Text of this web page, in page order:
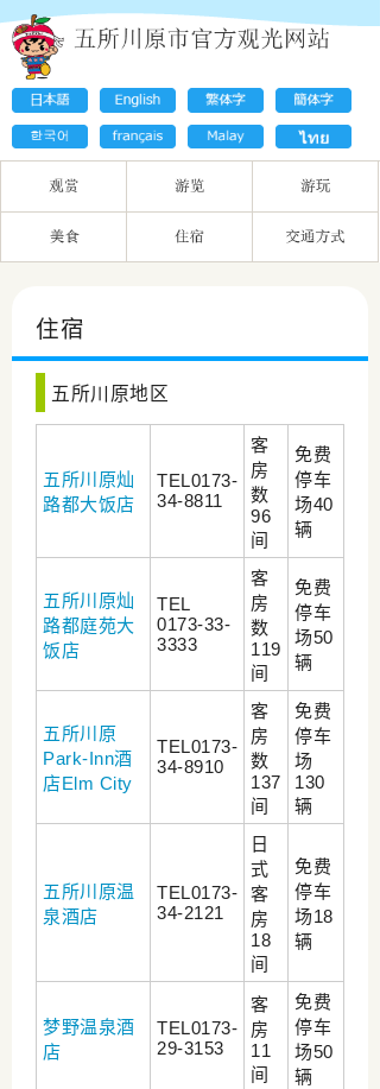
住宿
五所川原地区
五所川原灿
路都大饭店
TEL0173-
34-8811
客
房
数
96
间
免费
停车
场40
辆
五所川原灿
路都庭苑大
饭店
TEL
0173-33-
3333
客
房
数
119
间
免费
停车
场50
辆
五所川原
Park-Inn酒
店Elm City
TEL0173-
34-8910
客
房
数
137
间
免费
停车
场
130
辆
五所川原温
泉酒店
TEL0173-
34-2121
日
式
客
房
18
间
免费
停车
场18
辆
梦野温泉酒
店
TEL0173-
29-3153
客
房
11
间
免费
停车
场50
辆